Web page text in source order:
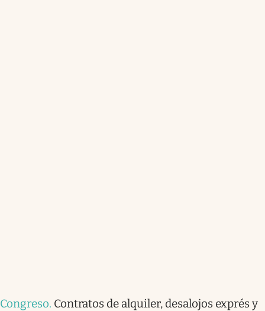
Congreso. Contratos de alquiler, desalojos exprés y